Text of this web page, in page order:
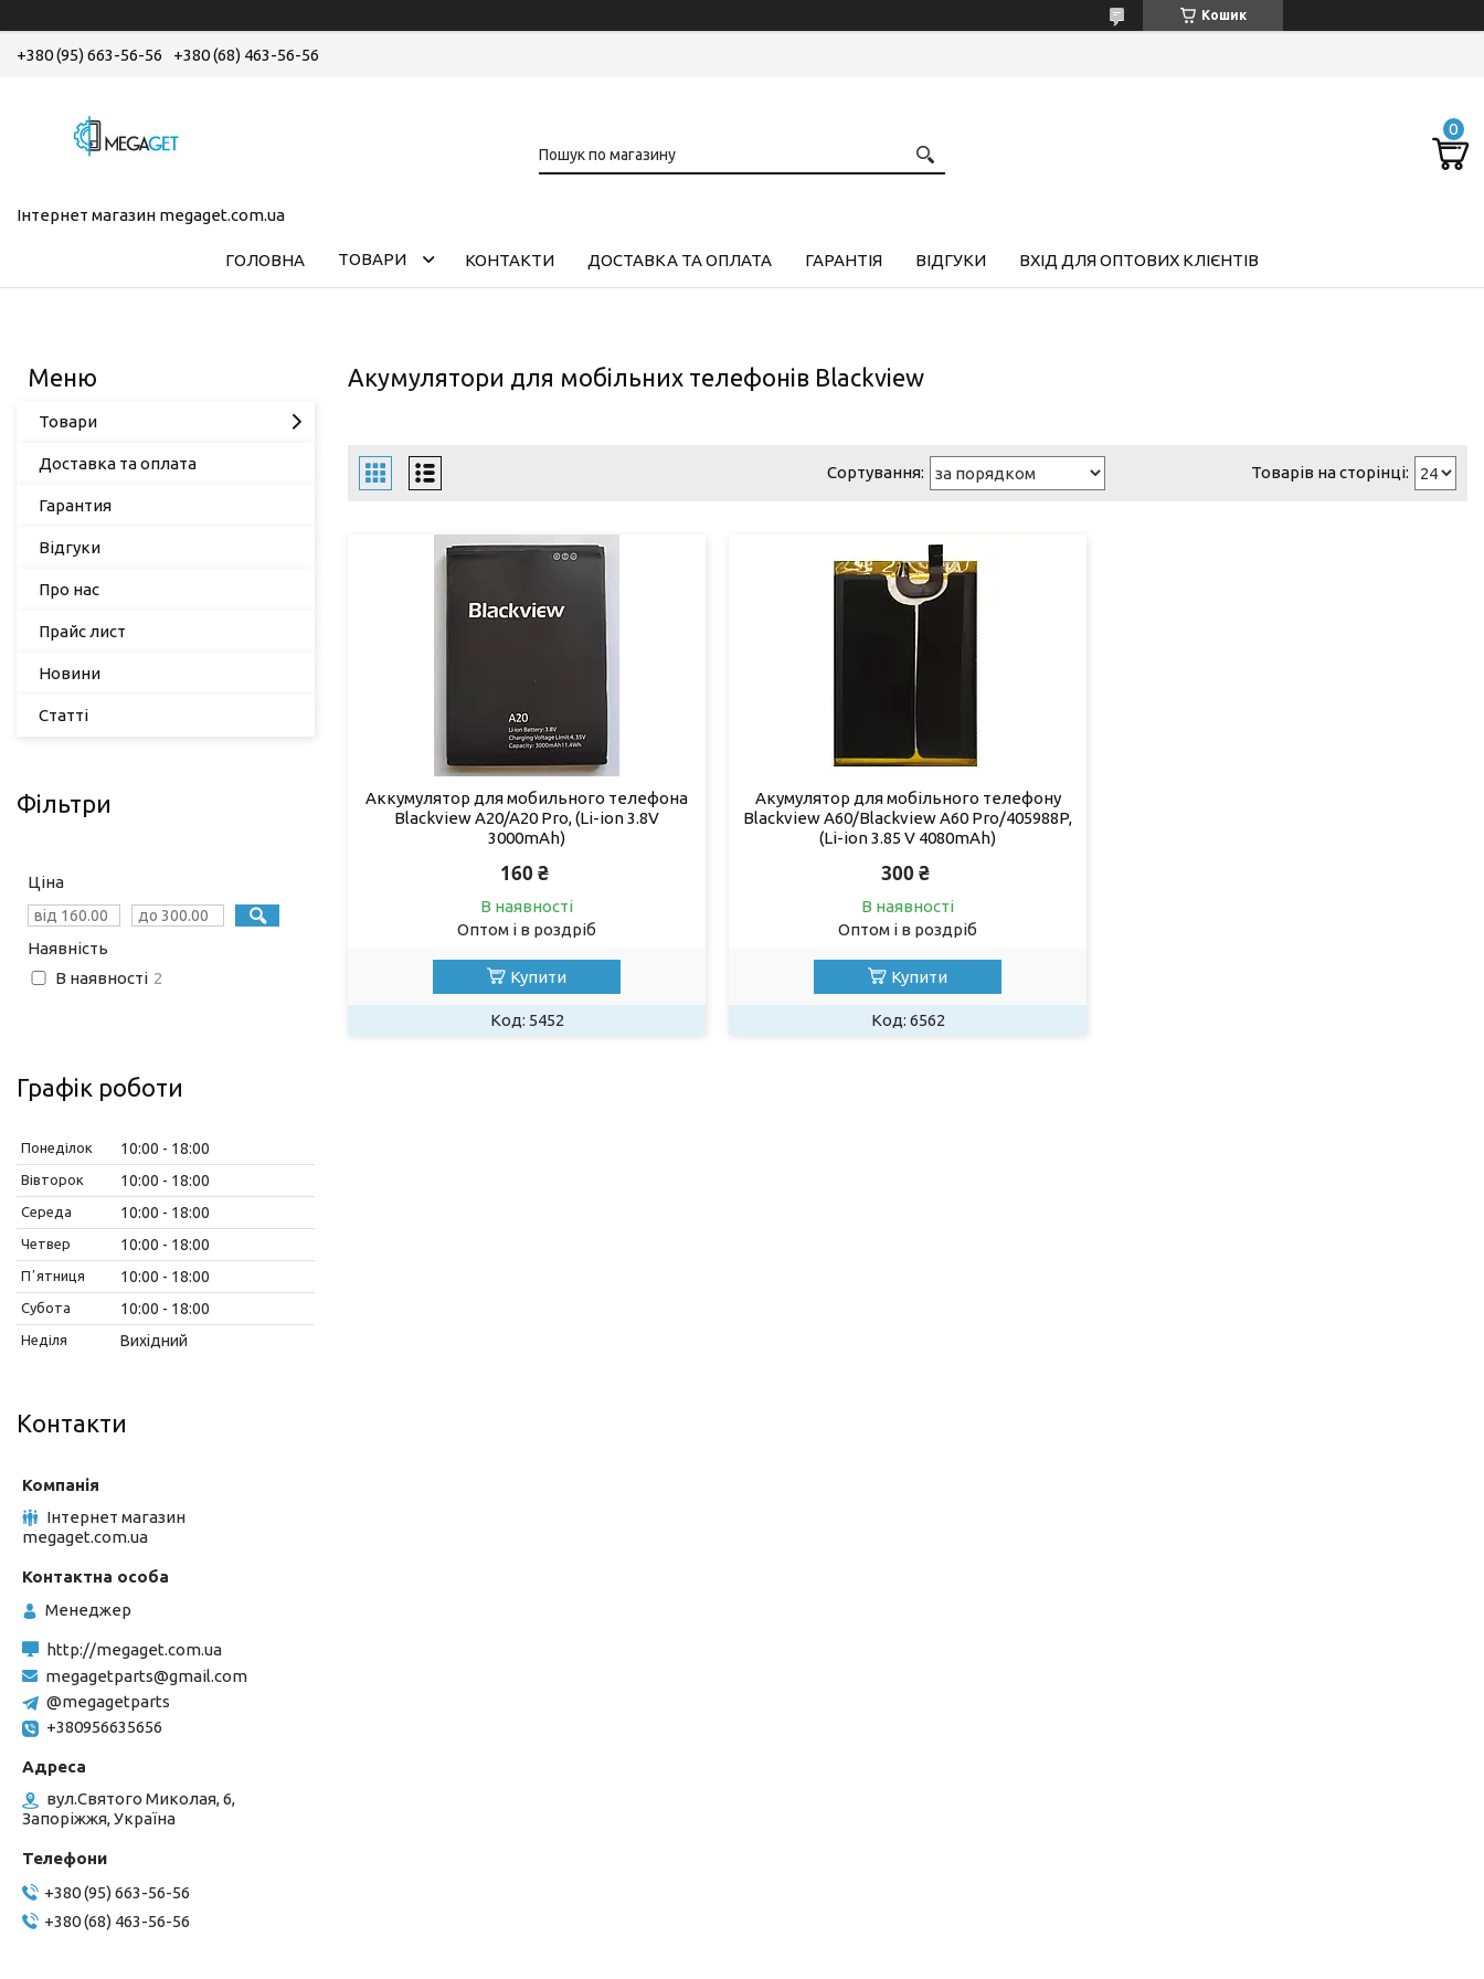
Кошик
+380 (95) 663-56-56 +380 (68) 463-56-56
Інтернет магазин megaget.com.ua
ГОЛОВНА ТОВАРИ КОНТАКТИ ДОСТАВКА ТА ОПЛАТА ГАРАНТІЯ ВІДГУКИ ВХІД ДЛЯ ОПТОВИХ КЛІЄНТІВ
Акумулятори для мобільних телефонів Blackview
Аккумулятор для мобильного телефона
Blackview A20/A20 Pro, (Li-ion 3.8V
3000mAh)
160 ₴
В наявності
Оптом і в роздріб
Купити
5452
Акумулятор для мобільного телефону
Blackview A60/Blackview A60 Pro/405988P,
(Li-ion 3.85 V 4080mAh)
300 ₴
В наявності
Оптом і в роздріб
Купити
6562
Товари
Доставка та оплата
Гарантия
Відгуки
Про нас
Прайс лист
Новини
Статті
Фільтри
Ціна
Наявність
В наявності 2
Графік роботи
Понеділок 10:00 18:00
Вівторок 10:00 18:00
Середа 10:00 18:00
Четвер 10:00 18:00
Пʼятниця 10:00 18:00
Субота 10:00 18:00
Неділя Вихідний
Контакти
Інтернет магазин
megaget.com.ua
Менеджер
http://megaget.com.ua
megagetparts@gmail.com
@megagetparts
+380956635656
вул.Святого Миколая, 6,
Запоріжжя, Україна
+380 (95) 663-56-56
+380 (68) 463-56-56